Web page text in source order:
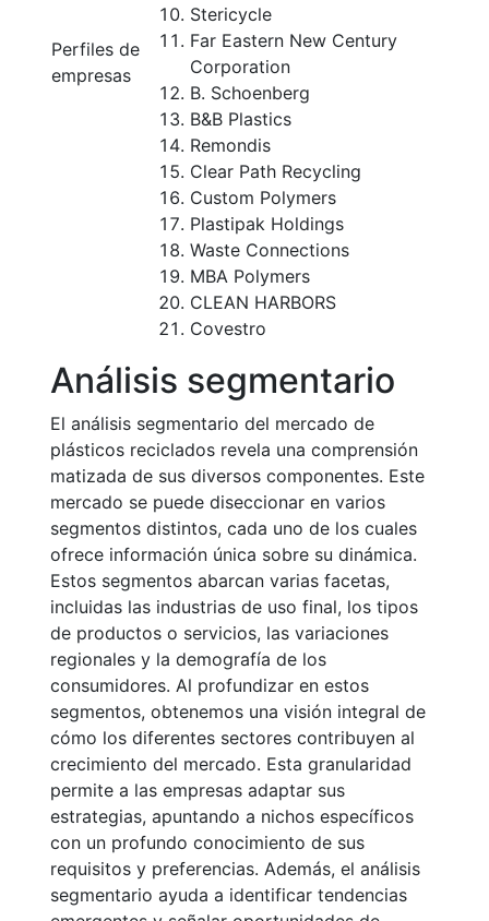
Perfiles de
empresas
Stericycle
Far Eastern New Century
Corporation
B. Schoenberg
B&B Plastics
Remondis
Clear Path Recycling
Custom Polymers
Plastipak Holdings
Waste Connections
MBA Polymers
CLEAN HARBORS
Covestro
Análisis segmentario
El análisis segmentario del mercado de
plásticos reciclados revela una comprensión
matizada de sus diversos componentes. Este
mercado se puede diseccionar en varios
segmentos distintos, cada uno de los cuales
ofrece información única sobre su dinámica.
Estos segmentos abarcan varias facetas,
incluidas las industrias de uso final, los tipos
de productos o servicios, las variaciones
regionales y la demografía de los
consumidores. Al profundizar en estos
segmentos, obtenemos una visión integral de
cómo los diferentes sectores contribuyen al
crecimiento del mercado. Esta granularidad
permite a las empresas adaptar sus
estrategias, apuntando a nichos específicos
con un profundo conocimiento de sus
requisitos y preferencias. Además, el análisis
segmentario ayuda a identificar tendencias